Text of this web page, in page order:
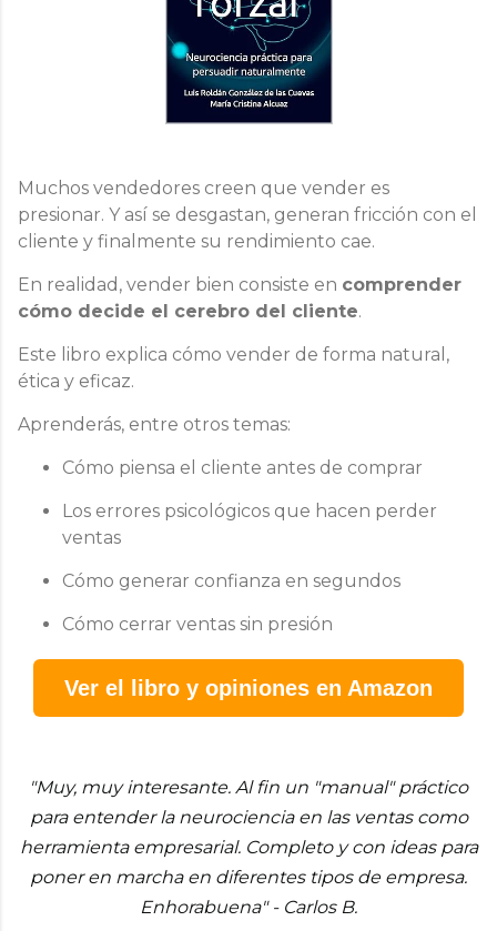
Muchos vendedores creen que vender es
presionar. Y así se desgastan, generan fricción con el
cliente y finalmente su rendimiento cae.
En realidad, vender bien consiste en comprender
cómo decide el cerebro del cliente.
Este libro explica cómo vender de forma natural,
ética y eficaz.
Aprenderás, entre otros temas:
Cómo piensa el cliente antes de comprar
Los errores psicológicos que hacen perder
ventas
Cómo generar confianza en segundos
Cómo cerrar ventas sin presión
Ver el libro y opiniones en Amazon
"Muy, muy interesante. Al fin un "manual" práctico
para entender la neurociencia en las ventas como
herramienta empresarial. Completo y con ideas para
poner en marcha en diferentes tipos de empresa.
Enhorabuena" - Carlos B.